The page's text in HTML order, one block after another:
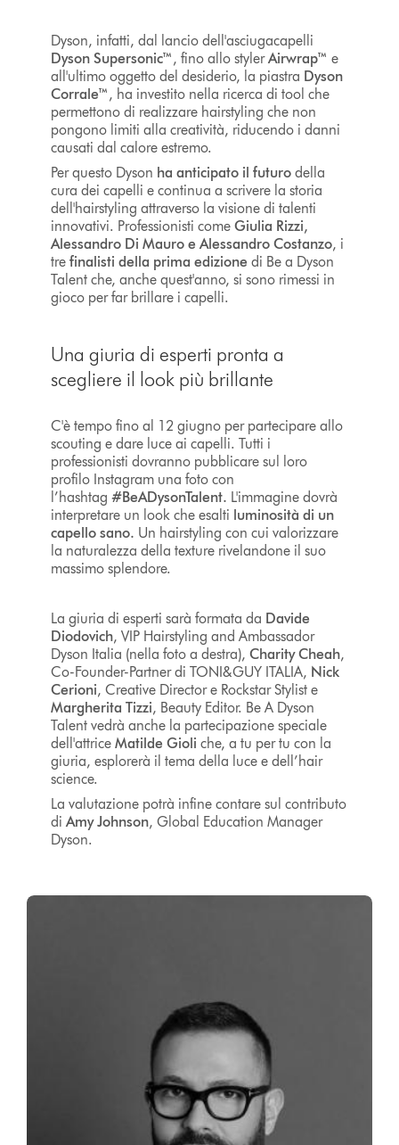
Dyson, infatti, dal lancio dell'asciugacapelli
Dyson Supersonic™, fino allo stylerAirwrap™ e
all'ultimo oggetto del desiderio, la piastra Dyson
Corrale™, ha investito nella ricerca di tool che
permettono di realizzare hairstyling che non
pongono limiti alla creatività, riducendo i danni
causati dal calore estremo.
Per questo Dyson ha anticipato il futurodella
cura dei capelli e continua a scrivere la storia
dell'hairstyling attraverso la visione di talenti
innovativi. Professionisti come Giulia Rizzi,
Alessandro Di Mauro e Alessandro Costanzo, i
tre finalisti della prima edizione di Be a Dyson
Talent che, anche quest'anno, si sono rimessi in
gioco per far brillare i capelli.
Una giuria di esperti pronta a
scegliere il look più brillante
C'è tempo fino al 12 giugno per partecipare allo
scouting e dare luce ai capelli. Tutti i
professionisti dovranno pubblicare sul loro
profilo Instagram una foto con
l’hashtag #BeADysonTalent. L'immagine dovrà
interpretare un look che esalti luminosità di un
capello sano. Un hairstyling con cui valorizzare
la naturalezza della texture rivelandone il suo
massimo splendore.
La giuria di esperti sarà formata da Davide
Diodovich, VIP Hairstyling and Ambassador
Dyson Italia (nella foto a destra), Charity Cheah,
Co-Founder-Partner di TONI&GUY ITALIA, Nick
Cerioni, Creative Director e Rockstar Stylist e
Margherita Tizzi, Beauty Editor. Be A Dyson
Talent vedrà anche la partecipazione speciale
dell'attrice Matilde Gioli che, a tu per tu con la
giuria, esplorerà il tema della luce e dell’hair
science.
La valutazione potrà infine contare sul contributo
di Amy Johnson, Global Education Manager
Dyson.